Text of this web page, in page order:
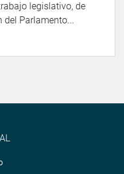
legislativo, de
del Parlamento...